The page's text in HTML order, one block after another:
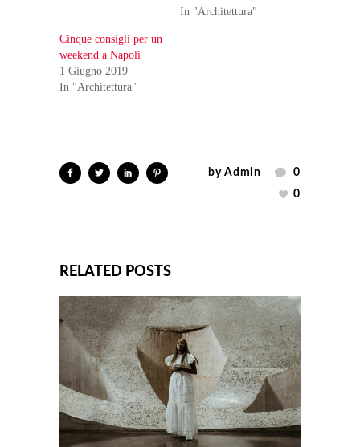
In "Architettura"
Cinque consigli per un
weekend a Napoli
1 Giugno 2019
In "Architettura"
by Admin
0
0
RELATED POSTS